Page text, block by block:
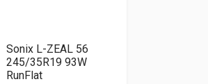
Sonix L-ZEAL 56
245/35R19 93W
RunFlat